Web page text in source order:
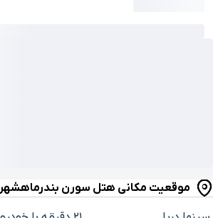
موقعیت مکانی هتل سورن بندرماهشهر